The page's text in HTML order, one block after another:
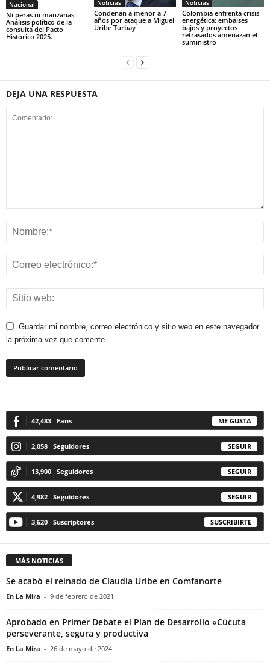
Nacional
Ni peras ni manzanas:
Análisis político de la
consulta del Pacto
Histórico 2025.
Noticias
Condenan a menor a 7
años por ataque a Miguel
Uribe Turbay
Noticias
Colombia enfrenta crisis
energética: embalses
bajos y proyectos
retrasados amenazan el
suministro
DEJA UNA RESPUESTA
Guardar mi nombre, correo electrónico y sitio web en este navegador
la próxima vez que comente.
42,483 Fans ME GUSTA
2,058 Seguidores SEGUIR
13,900 Seguidores SEGUIR
4,982 Seguidores SEGUIR
3,620 Suscriptores SUSCRIBIRTE
MÁS NOTICIAS
Se acabó el reinado de Claudia Uribe en Comfanorte
En La Mira - 9 de febrero de 2021
Aprobado en Primer Debate el Plan de Desarrollo «Cúcuta
perseverante, segura y productiva
En La Mira - 26 de mayo de 2024